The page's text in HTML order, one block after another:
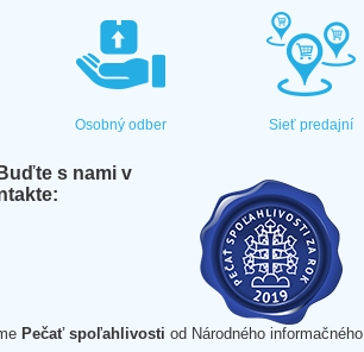
Osobný odber Sieť predajní
Buďte s nami v
Pečať spoľahlivosti od Národného informačného